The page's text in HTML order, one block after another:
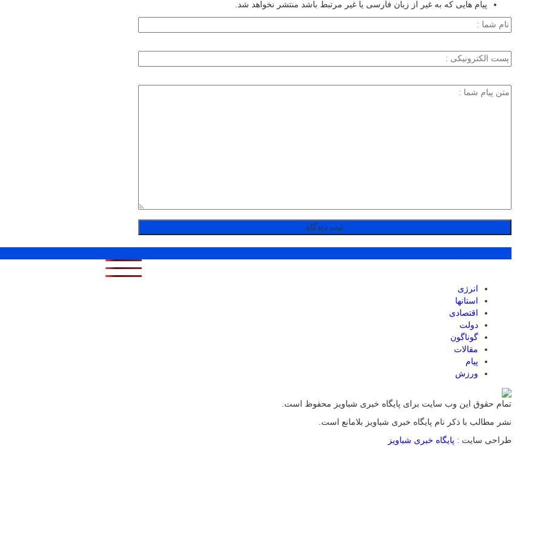
پیام هایی که به غیر از زبان فارسی یا غیر مرتبط باشد منتشر نخواهد شد.
انرژی
استانها
اقتصادی
دولت
گوناگون
مقالات
پیام
ورزش
تمام حقوق این وب سایت برای پایگاه خبری شباویز محفوظ است.
نشر مطالب با ذکر نام پایگاه خبری شباویز بلامانع است.
طراحی سایت : پایگاه خبری شباویز